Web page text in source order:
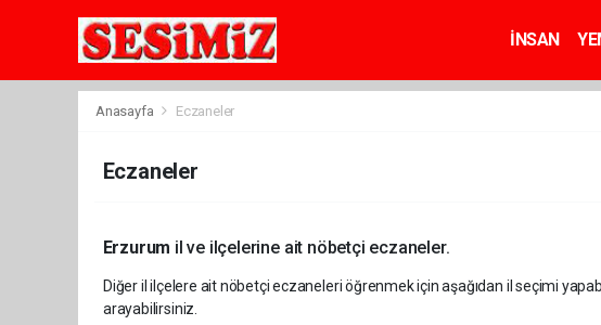
İNSAN
Anasayfa Eczaneler
Eczaneler
Erzurum il ve ilçelerine ait nöbetçi eczaneler.
Diğer il ilçelere ait nöbetçi eczaneleri öğrenmek için aşağıdan il seçimi
arayabilirsiniz.